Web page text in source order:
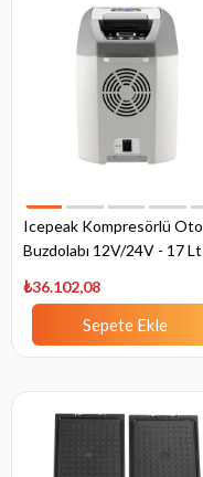
Icepeak Kompresörlü Oto
Buzdolabı 12V/24V - 17 Lt
₺36.102,08
Sepete Ekle